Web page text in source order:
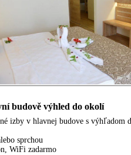
budově výhled do okolí
izby v hlavnej budove s výhľadom
sprchou
WiFi zadarmo